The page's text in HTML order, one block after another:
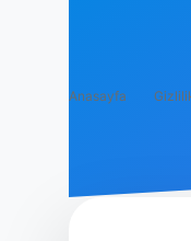
Anasayfa